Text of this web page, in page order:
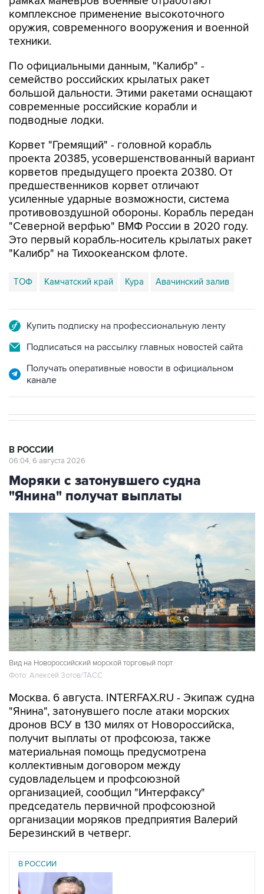
комплексное применение высокоточного
оружия, современного вооружения и военной
техники.
По официальными данным, "Калибр" -
семейство российских крылатых ракет
большой дальности. Этими ракетами оснащают
современные российские корабли и
подводные лодки.
Корвет "Гремящий" - головной корабль
проекта 20385, усовершенствованный вариант
корветов предыдущего проекта 20380. От
предшественников корвет отличают
усиленные ударные возможности, система
противовоздушной обороны. Корабль передан
"Северной верфью" ВМФ России в 2020 году.
Это первый корабль-носитель крылатых ракет
"Калибр" на Тихоокеанском флоте.
ТОФ Камчатский край Кура Авачинский залив
Купить подписку на профессиональную ленту
Подписаться на рассылку главных новостей сайта
Получать оперативные новости в официальном
канале
В РОССИИ
06:04, 6 августа 2026
Моряки с затонувшего судна
"Янина" получат выплаты
Вид на Новороссийский морской торговый порт
Фото: Алексей Зотов/ТАСС
Москва. 6 августа. INTERFAX.RU - Экипаж судна
"Янина", затонувшего после атаки морских
дронов ВСУ в 130 милях от Новороссийска,
получит выплаты от профсоюза, также
материальная помощь предусмотрена
коллективным договором между
судовладельцем и профсоюзной
организацией, сообщил "Интерфаксу"
председатель первичной профсоюзной
организации моряков предприятия Валерий
Березинский в четверг.
В РОССИИ